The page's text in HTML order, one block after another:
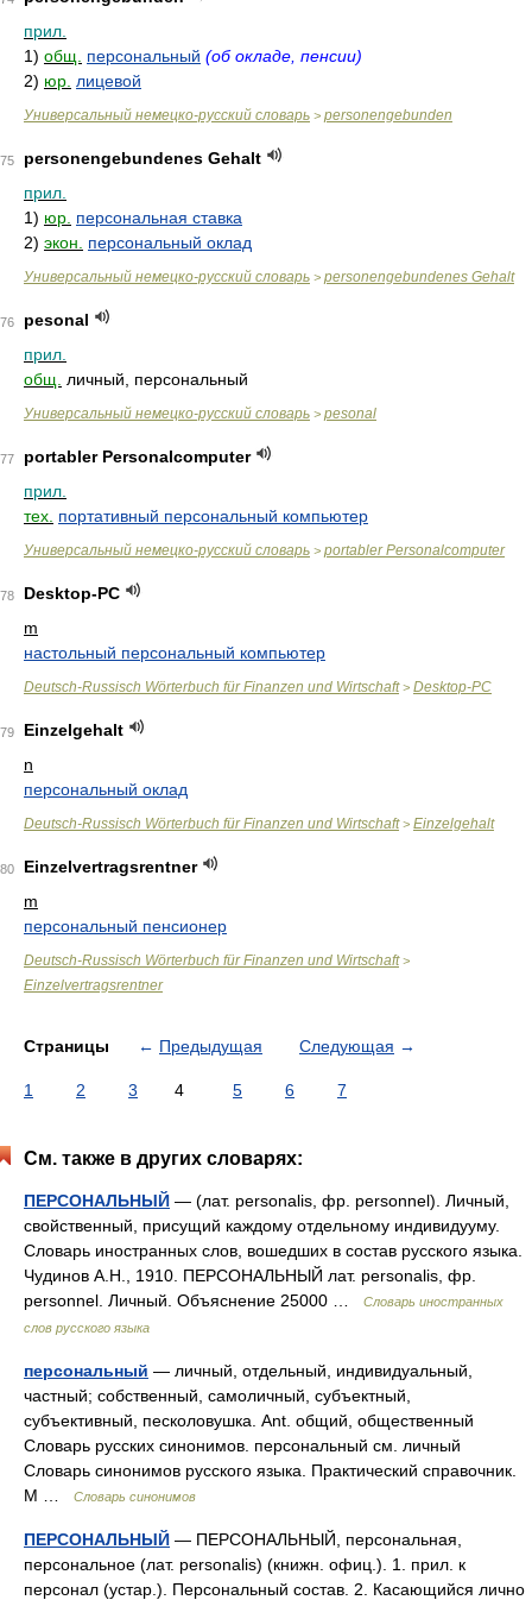
прил.
1) общ. персональный (об окладе, пенсии)
2) юр. лицевой
Универсальный немецко-русский словарь > personengebunden
75
personengebundenes Gehalt
прил.
1) юр. персональная ставка
2) экон. персональный оклад
Универсальный немецко-русский словарь > personengebundenes Gehalt
76
pesonal
прил.
общ.
личный, персональный
Универсальный немецко-русский словарь > pesonal
77
portabler Personalcomputer
прил.
тех. портативный персональный компьютер
Универсальный немецко-русский словарь > portabler Personalcomputer
78
Desktop-PC
m
настольный персональный компьютер
Deutsch-Russisch Wörterbuch für Finanzen und Wirtschaft> Desktop-PC
79
Einzelgehalt
n
персональный оклад
Deutsch-Russisch Wörterbuch für Finanzen und Wirtschaft> Einzelgehalt
80
Einzelvertragsrentner
m
персональный пенсионер
Deutsch-Russisch Wörterbuch für Finanzen und Wirtschaft>
Einzelvertragsrentner
Страницы ← Предыдущая Следующая →
1 2 3 4 5 6 7
См. также в других словарях:
ПЕРСОНАЛЬНЫЙ — (лат. personalis, фр. personnel). Личный,
свойственный, присущий каждому отдельному индивидууму.
Словарь иностранных слов, вошедших в состав русского языка.
Чудинов А.Н., 1910. ПЕРСОНАЛЬНЫЙ лат. personalis, фр.
personnel. Личный. Объяснение 25000 …
Словарь иностранных
слов русского языка
персональный — личный, отдельный, индивидуальный,
частный; собственный, самоличный, субъектный,
субъективный, песколовушка. Ant. общий, общественный
Словарь русских синонимов. персональный см. личный
Словарь синонимов русского языка. Практический справочник.
М …
Словарь синонимов
ПЕРСОНАЛЬНЫЙ — ПЕРСОНАЛЬНЫЙ, персональная,
персональное (лат. personalis) (книжн. офиц.). 1. прил. к
персонал (устар.). Персональный состав. 2. Касающийся лично